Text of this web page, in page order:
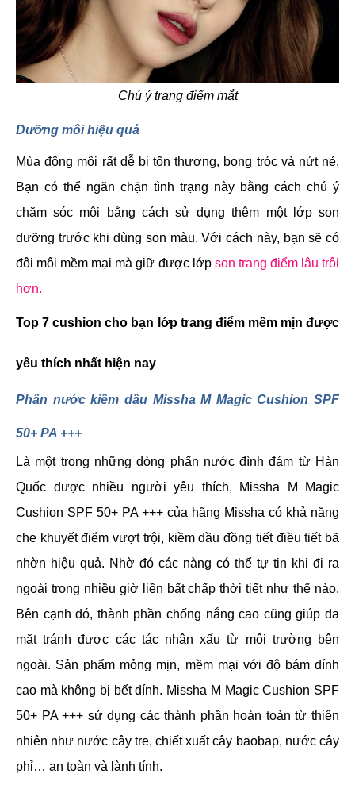
Chú ý trang điểm mắt
Dưỡng môi hiệu quả
Mùa đông môi rất dễ bị tổn thương, bong tróc và nứt nẻ.
Bạn có thể ngăn chặn tình trạng này bằng cách chú ý
chăm sóc môi bằng cách sử dụng thêm một lớp son
dưỡng trước khi dùng son màu. Với cách này, bạn sẽ có
đôi môi mềm mại mà giữ được lớp son trang điểm lâu trôi
hơn.
Top 7 cushion cho bạn lớp trang điểm mềm mịn được
yêu thích nhất hiện nay
Phấn nước kiềm dầu Missha M Magic Cushion SPF
50+ PA +++
Là một trong những dòng phấn nước đình đám từ Hàn
Quốc được nhiều người yêu thích, Missha M Magic
Cushion SPF 50+ PA +++ của hãng Missha có khả năng
che khuyết điểm vượt trội, kiềm dầu đồng tiết điều tiết bã
nhờn hiệu quả. Nhờ đó các nàng có thể tự tin khi đi ra
ngoài trong nhiều giờ liền bất chấp thời tiết như thế nào.
Bên cạnh đó, thành phần chống nắng cao cũng giúp da
mặt tránh được các tác nhân xấu từ môi trường bên
ngoài. Sản phẩm mỏng mịn, mềm mại với độ bám dính
cao mà không bị bết dính. Missha M Magic Cushion SPF
50+ PA +++ sử dụng các thành phần hoàn toàn từ thiên
nhiên như nước cây tre, chiết xuất cây baobap, nước cây
phỉ… an toàn và lành tính.